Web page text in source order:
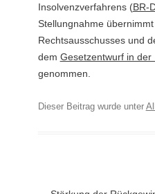
Insolvenzverfahrens (BR-
Stellungnahme
Rechtsausschusses und
dem Gesetzentwurf in der
genommen.
Dieser Beitrag wurde unter